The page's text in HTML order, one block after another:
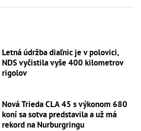
Letná údržba diaľnic je v polovici,
NDS vyčistila vyše 400 kilometrov
rigolov
Nová Trieda CLA 45 s výkonom 680
koní sa sotva predstavila a už má
rekord na Nurburgringu